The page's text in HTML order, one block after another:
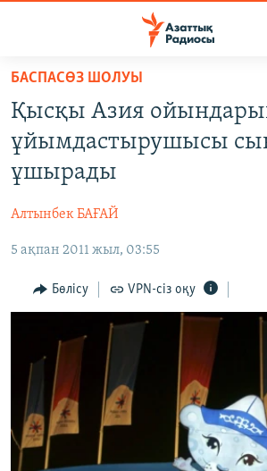
Skip
main
content
Skip
main
Skip
Search
САЯСАТ
AZATTYQTV
АДАМ ҚҰҚЫҚТАРЫ
ӘЛЕУМЕТ
ӘЛЕМ
АРНАЙЫ ЖОБАЛАР
Русский
ЖАЗЫЛЫҢЫЗ
БАСПАСӨЗ ШОЛУЫ
Қысқы Азия
ұйымдастырушысы
ұшырады
Алтынбек БАҒАЙ
5 ақпан 2011 жыл, 03:55
Бөлісу VPN-сіз оқу